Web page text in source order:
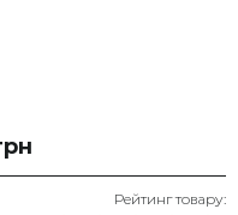
Рейтинг товару: